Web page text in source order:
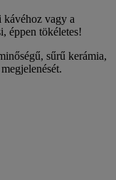
kávéhoz vagy a
éppen tökéletes!
sűrű kerámia,